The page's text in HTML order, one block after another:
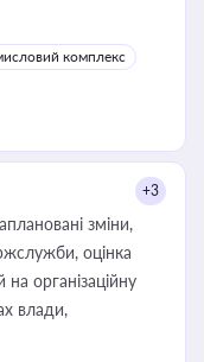
комплекс
+3
зміни,
оцінка
організаційну
влади,